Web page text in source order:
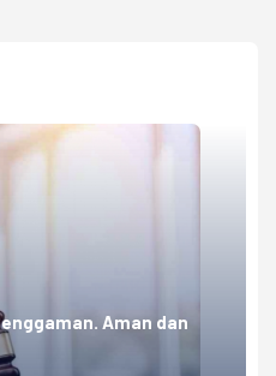
Aman dan